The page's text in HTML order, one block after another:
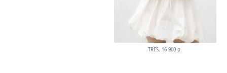
TRES, 16 900 р.